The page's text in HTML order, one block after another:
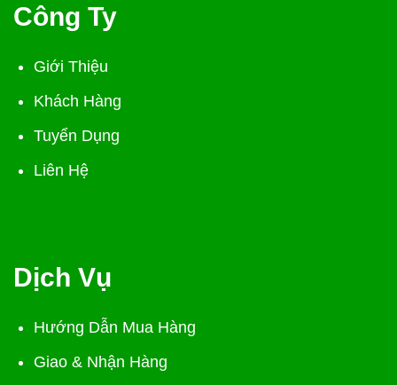
Công Ty
Giới Thiệu
Khách Hàng
Tuyển Dụng
Liên Hệ
Dịch Vụ
Hướng Dẫn Mua Hàng
Giao & Nhận Hàng